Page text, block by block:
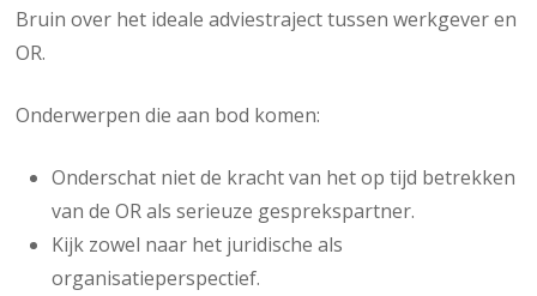
Bruin over het ideale adviestraject tussen werkgever en
OR.
Onderwerpen die aan bod komen:
Onderschat niet de kracht van het op tijd betrekken
van de OR als serieuze gesprekspartner.
Kijk zowel naar het juridische als
organisatieperspectief.